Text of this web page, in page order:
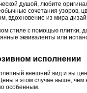
душой, любите
сочетания узоров,
вдохновение из мира
стиле с помощью плитки,
эквиваленты или
исполнении
внешний вид и вы
в этом случае выше,
особенным.